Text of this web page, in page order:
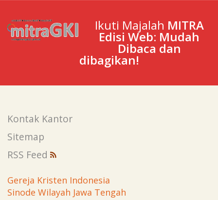
Ikuti Majalah MITRA
Edisi Web: Mudah
Dibaca dan
dibagikan!
Kontak Kantor
Sitemap
RSS Feed
Gereja Kristen Indonesia
Sinode Wilayah Jawa Tengah